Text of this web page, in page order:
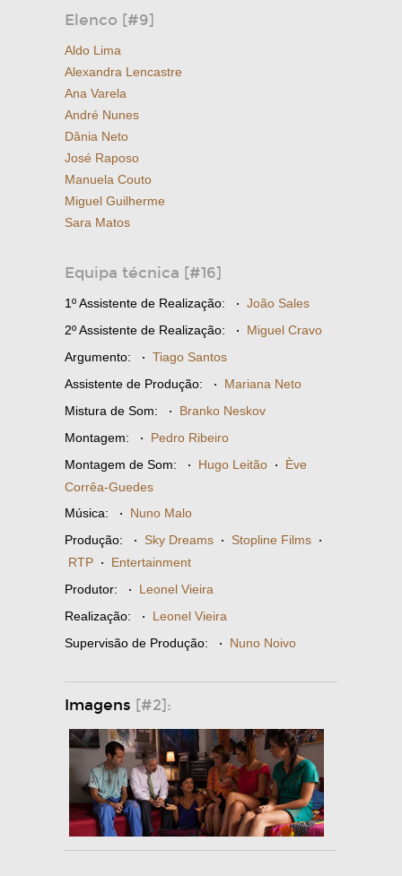
Elenco [#9]
Aldo Lima
Alexandra Lencastre
Ana Varela
André Nunes
Dânia Neto
José Raposo
Manuela Couto
Miguel Guilherme
Sara Matos
Equipa técnica [#16]
1º Assistente de Realização: · João Sales
2º Assistente de Realização: · Miguel Cravo
Argumento: · Tiago Santos
Assistente de Produção: · Mariana Neto
Mistura de Som: · Branko Neskov
Montagem: · Pedro Ribeiro
Montagem de Som: · Hugo Leitão · Ève
Corrêa-Guedes
Música: · Nuno Malo
Produção: · Sky Dreams · Stopline Films ·
RTP · Entertainment
Produtor: · Leonel Vieira
Realização: · Leonel Vieira
Supervisão de Produção: · Nuno Noivo
Imagens [#2]: